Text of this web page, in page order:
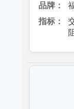
品牌：
指标：